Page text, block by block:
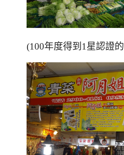
(100年度得到1星認證的